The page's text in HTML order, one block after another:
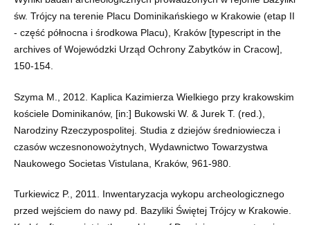
św. Trójcy na terenie Placu Dominikańskiego w Krakowie (etap II
- część północna i środkowa Placu), Kraków [typescript in the
archives of Wojewódzki Urząd Ochrony Zabytków in Cracow],
150-154.
Szyma M., 2012. Kaplica Kazimierza Wielkiego przy krakowskim
kościele Dominikanów, [in:] Bukowski W. & Jurek T. (red.),
Narodziny Rzeczypospolitej. Studia z dziejów średniowiecza i
czasów wczesnonowożytnych, Wydawnictwo Towarzystwa
Naukowego Societas Vistulana, Kraków, 961-980.
Turkiewicz P., 2011. Inwentaryzacja wykopu archeologicznego
przed wejściem do nawy pd. Bazyliki Świętej Trójcy w Krakowie.